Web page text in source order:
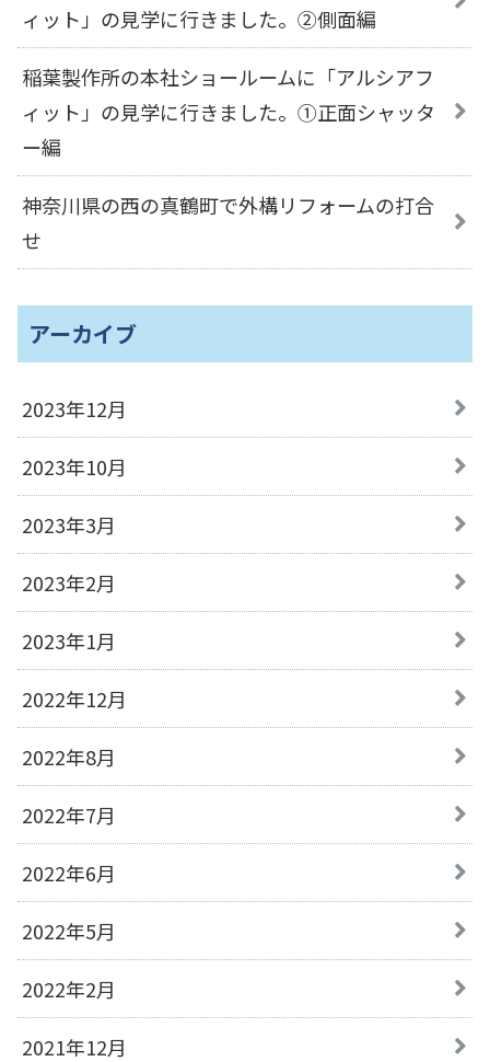
ィット」の見学に行きました。②側面編
稲葉製作所の本社ショールームに「アルシアフ
ィット」の見学に行きました。①正面シャッタ
ー編
神奈川県の西の真鶴町で外構リフォームの打合
せ
アーカイブ
2023年12月
2023年10月
2023年3月
2023年2月
2023年1月
2022年12月
2022年8月
2022年7月
2022年6月
2022年5月
2022年2月
2021年12月